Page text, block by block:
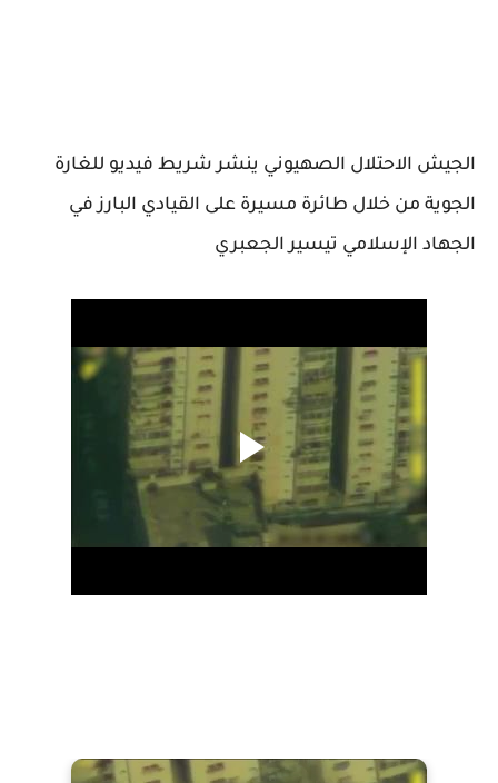
الجيش الاحتلال الصهيوني ينشر شريط فيديو للغارة
الجوية من خلال طائرة مسيرة على القيادي البارز في
الجهاد الإسلامي تيسير الجعبري